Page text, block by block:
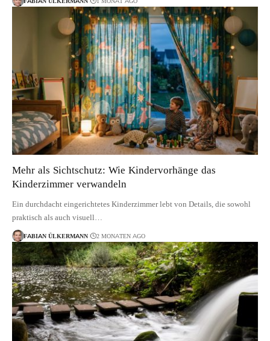
Mehr als Sichtschutz: Wie Kindervorhänge das
Kinderzimmer verwandeln
Ein durchdacht eingerichtetes Kinderzimmer lebt von Details, die sowohl
praktisch als auch visuell…
FABIAN ÜLKERMANN 2 MONATEN AGO